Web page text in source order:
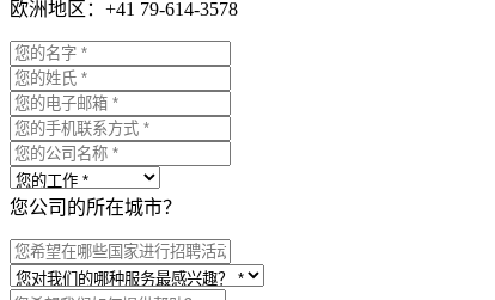
欧洲地区：+41 79-614-3578
您公司的所在城市？